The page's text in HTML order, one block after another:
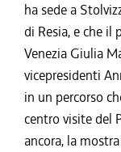
ha sede a
di Resia, e che il
Venezia Giulia
vicepresidenti
in un percorso
centro visite del
ancora, la